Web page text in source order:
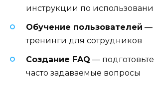
инструкции по
Обучение пользователей —
тренинги для сотрудников
Создание FAQ —
часто задаваемые вопросы